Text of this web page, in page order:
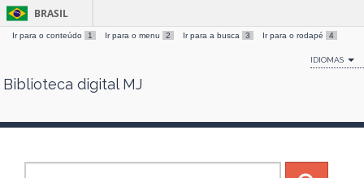
Skip
BRASIL
Ir para o conteúdo 1 Ir para o menu 2 Ir para a busca 3 Ir para o rodapé 4
IDIOMAS
Biblioteca digital MJ